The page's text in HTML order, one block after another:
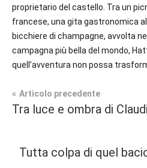
proprietario del castello. Tra un
francese, una gita gastronomica
bicchiere di champagne, avvolta
campagna più bella del mondo,
quell’avventura non possa
Tag
#bloggerlife,
Contemporary
Prossime
Navigazione
Articolo precedente
Tra luce e ombra di
Tutta colpa di quel